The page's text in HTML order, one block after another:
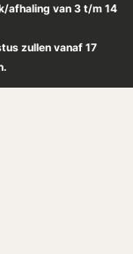
afhaling van 3 t/m 14
zullen vanaf 17